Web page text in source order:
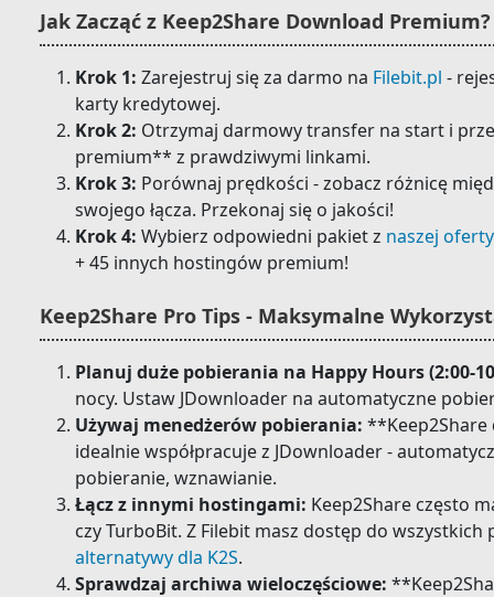
Jak Zacząć z Keep2Share Download Premium?
Krok 1: Zarejestruj się za darmo na Filebit.pl -
karty kredytowej.
Krok 2: Otrzymaj darmowy transfer na start i
premium** z prawdziwymi linkami.
Krok 3: Porównaj prędkości - zobacz różnicę
swojego łącza. Przekonaj się o jakości!
Krok 4: Wybierz odpowiedni pakiet z naszej oferty
+ 45 innych hostingów premium!
Keep2Share Pro Tips - Maksymalne
Planuj duże pobierania na Happy Hours (2:00-
nocy. Ustaw JDownloader na automatyczne
Używaj menedżerów pobierania:
idealnie współpracuje z JDownloader -
pobieranie, wznawianie.
Łącz z innymi hostingami: Keep2Share często
czy TurboBit. Z Filebit masz dostęp do
alternatywy dla K2S.
Sprawdzaj archiwa wieloczęściowe: